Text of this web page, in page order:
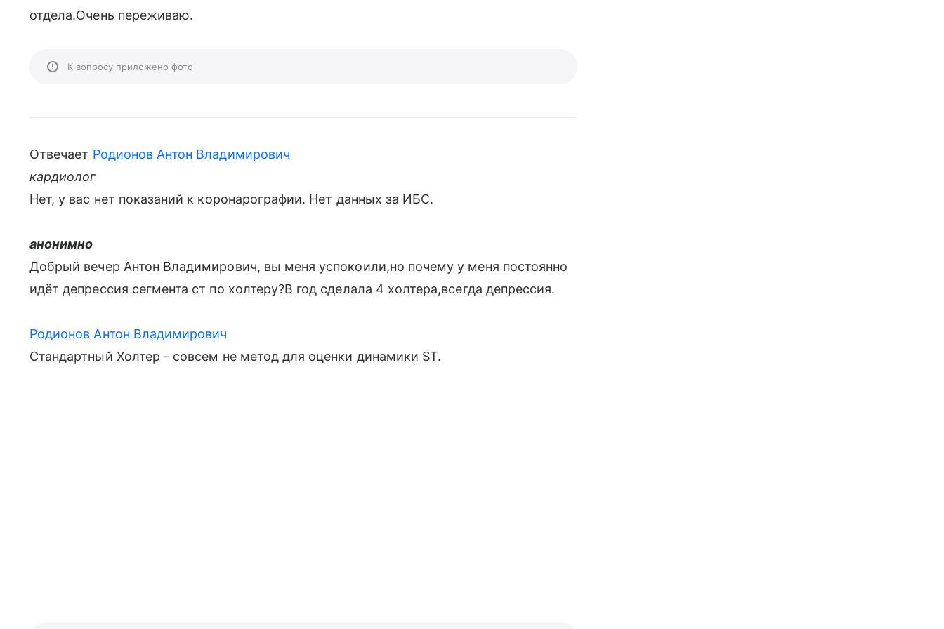
отдела.Очень переживаю.
К вопросу приложено фото
Отвечает Родионов Антон Владимирович
кардиолог
Нет, у вас нет показаний к коронарографии. Нет данных за ИБС.
анонимно
Добрый вечер Антон Владимирович, вы меня успокоили,но почему у меня постоянно
идёт депрессия сегмента ст по холтеру?В год сделала 4 холтера,всегда депрессия.
Родионов Антон Владимирович
Стандартный Холтер - совсем не метод для оценки динамики ST.